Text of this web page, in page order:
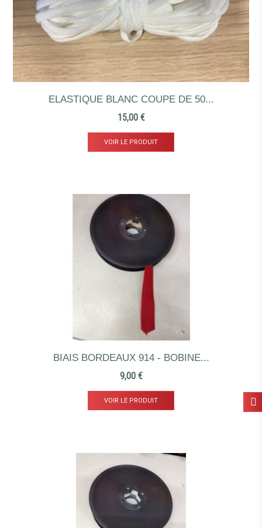
ELASTIQUE BLANC COUPE DE 50...
Prix
15,00 €
VOIR LE PRODUIT
BIAIS BORDEAUX 914 - BOBINE...
Prix
9,00 €
VOIR LE PRODUIT